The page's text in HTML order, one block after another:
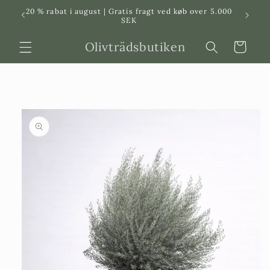
Svenska Dansk
20 % rabat i august | Gratis fragt ved køb over 5.000
SEK
Olivträdsbutiken Indkøbskurv